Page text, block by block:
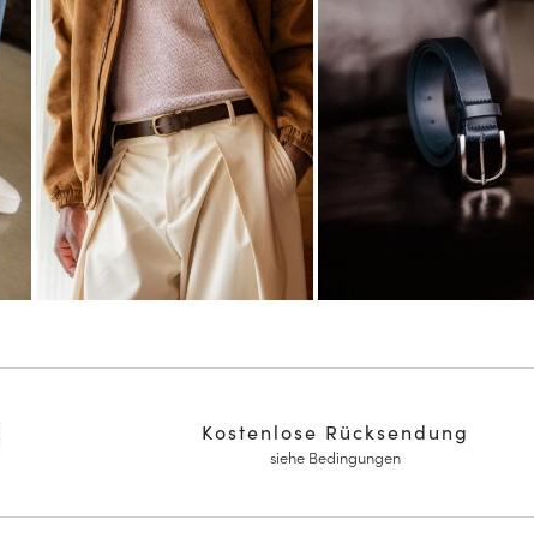
Kostenlose Rücksendung
siehe Bedingungen